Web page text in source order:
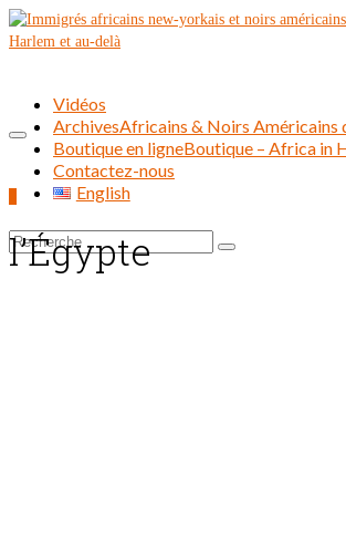
Rechercher :
Vidéos
ArchivesAfricains & Noirs Américains
Boutique en ligneBoutique – Africa in
Contactez-nous
English
l’Égypte